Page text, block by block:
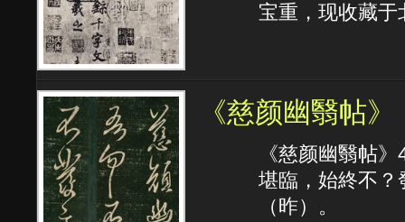
宝重，现收藏
《慈颜幽翳帖》
《慈颜幽翳帖
堪臨，始終不？
（昨）。